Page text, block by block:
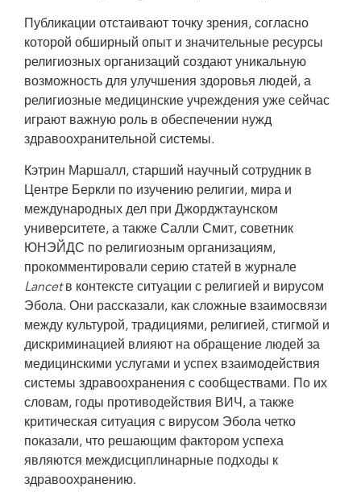
Публикации отстаивают точку зрения, согласно
которой обширный опыт и значительные ресурсы
религиозных организаций создают уникальную
возможность для улучшения здоровья людей, а
религиозные медицинские учреждения уже сейчас
играют важную роль в обеспечении нужд
здравоохранительной системы.
Кэтрин Маршалл, старший научный сотрудник в
Центре Беркли по изучению религии, мира и
международных дел при Джорджтаунском
университете, а также Салли Смит, советник
ЮНЭЙДС по религиозным организациям,
прокомментировали серию статей в журнале
Lancetв контексте ситуации с религией и вирусом
Эбола. Они рассказали, как сложные взаимосвязи
между культурой, традициями, религией, стигмой и
дискриминацией влияют на обращение людей за
медицинскими услугами и успех взаимодействия
системы здравоохранения с сообществами. По их
словам, годы противодействия ВИЧ, а также
критическая ситуация с вирусом Эбола четко
показали, что решающим фактором успеха
являются междисциплинарные подходы к
здравоохранению.